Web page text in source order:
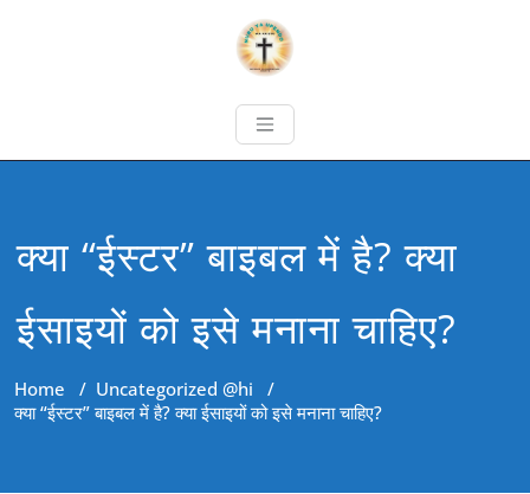
क्या “ईस्टर” बाइबल में है? क्या
ईसाइयों को इसे मनाना चाहिए?
Home / Uncategorized @hi /
क्या “ईस्टर” बाइबल में है? क्या ईसाइयों को इसे मनाना चाहिए?